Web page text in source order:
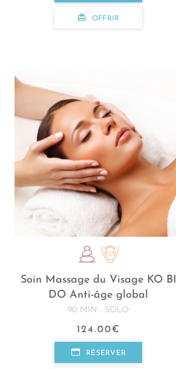
OFFRIR
Soin Massage du Visage KO BI
DO Anti-âge global
90 MIN - SOLO
124.00€
RÉSERVER